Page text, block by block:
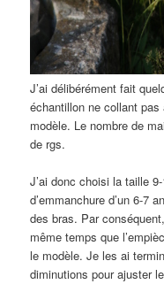
J’ai délibérément fait
échantillon ne collant
modèle. Le nombre de
de rgs.
J’ai donc choisi la taille
d’emmanchure d’un 6-7
des bras. Par
même temps que
le modèle. Je les ai
diminutions pour ajuster